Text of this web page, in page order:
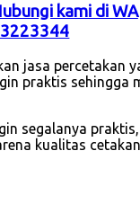
kami di WA
jasa percetakan
praktis sehingga
segalanya
kualitas